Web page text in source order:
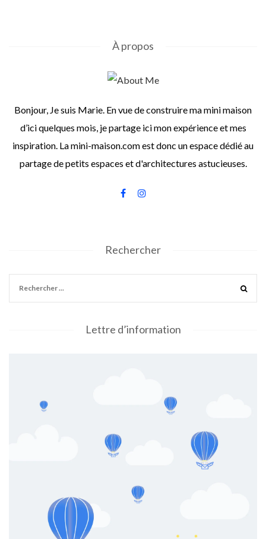
À propos
Bonjour, Je suis Marie. En vue de construire ma mini maison
d’ici quelques mois, je partage ici mon expérience et mes
inspiration. La mini-maison.com est donc un espace dédié au
partage de petits espaces et d'architectures astucieuses.
Rechercher
Lettre d’information